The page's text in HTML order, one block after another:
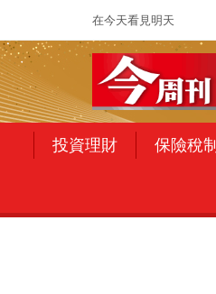
在今天看見明天
投資理財 保險稅制